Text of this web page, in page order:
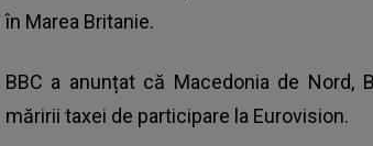
în Marea Britanie.
BBC a anunțat că Macedonia de Nord,
măririi taxei de participare la Eurovision.